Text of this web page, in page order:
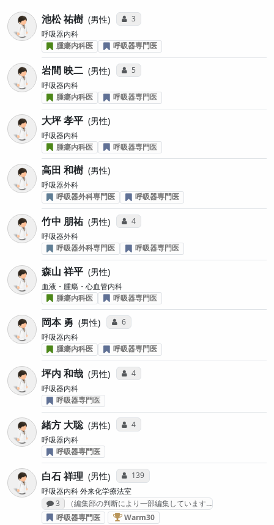
池松 祐樹 男性 コミュニケーション・タイプ投票数
3
呼吸器内科
腫瘍内科医
呼吸器専門医
岩間 映二 男性 コミュニケーション・タイプ投票数
5
呼吸器内科
腫瘍内科医
呼吸器専門医
大坪 孝平 男性
呼吸器内科
腫瘍内科医
呼吸器専門医
高田 和樹 男性
呼吸器外科
呼吸器外科専門医
呼吸器専門医
竹中 朋祐 男性 コミュニケーション・タイプ投票数
4
呼吸器外科
呼吸器外科専門医
呼吸器専門医
森山 祥平 男性
血液・腫瘍・心血管内科
腫瘍内科医
呼吸器専門医
岡本 勇 男性 コミュニケーション・タイプ投票数
6
呼吸器内科
腫瘍内科医
呼吸器専門医
坪内 和哉 男性 コミュニケーション・タイプ投票数
4
呼吸器内科
呼吸器専門医
緒方 大聡 男性 コミュニケーション・タイプ投票数
4
呼吸器内科
呼吸器専門医
白石 祥理 男性 コミュニケーション・タイプ投票数
139
呼吸器内科 外来化学療法室
感想投稿数
3
（編集部の判断により一部編集しています…
呼吸器専門医
Warm30肺がん治療医 “Warm30” (2022年)